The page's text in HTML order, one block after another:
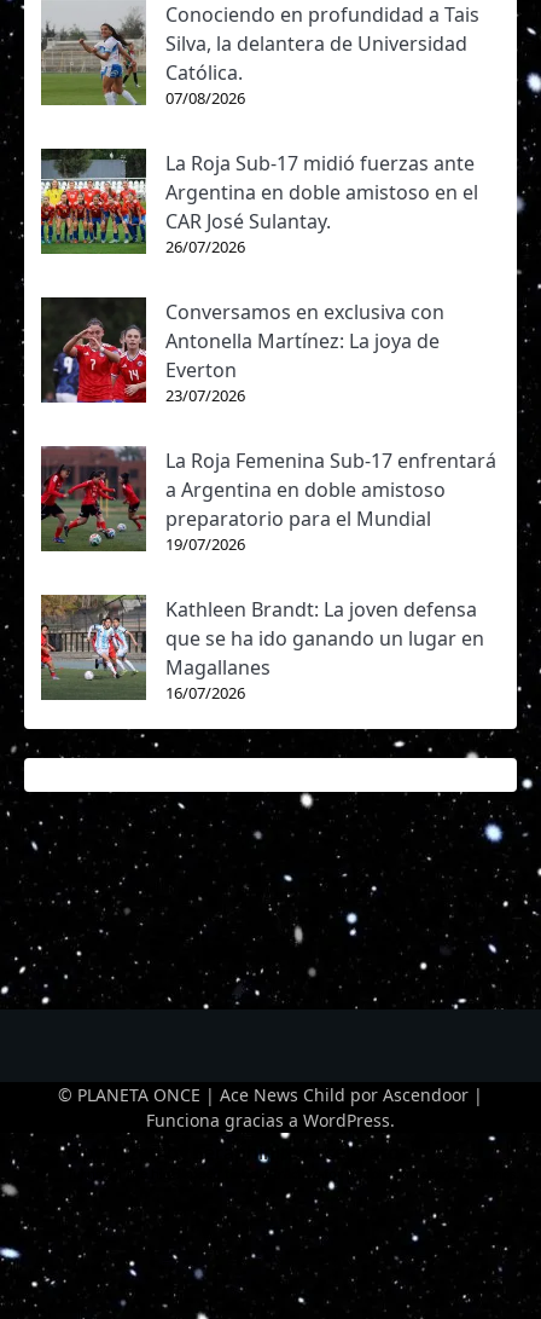
Conociendo en profundidad a Tais
Silva, la delantera de Universidad
Católica.
07/08/2026
La Roja Sub-17 midió fuerzas ante
Argentina en doble amistoso en el
CAR José Sulantay.
26/07/2026
Conversamos en exclusiva con
Antonella Martínez: La joya de
Everton
23/07/2026
La Roja Femenina Sub-17 enfrentará
a Argentina en doble amistoso
preparatorio para el Mundial
19/07/2026
Kathleen Brandt: La joven defensa
que se ha ido ganando un lugar en
Magallanes
16/07/2026
© PLANETA ONCE | Ace News Child por Ascendoor |
Funciona gracias a WordPress.
Optimized by Seraphinite Accelerator
Turns on site high speed to be attractive for people and search engines.